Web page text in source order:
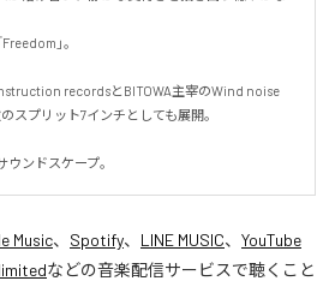
」。
recordsとBITOWA主宰のWind noise
スプリット7インチとしても展開。
ンドスケープ。
Music、 Spotify、 LINE MUSIC、 YouTube
などの音楽配信サービスで聴くこと